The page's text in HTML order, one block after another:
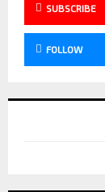
SUBSCRIBE
FOLLOW